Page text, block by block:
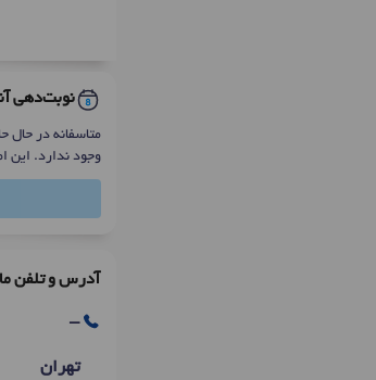
نوبت‌دهی
متاسفانه در حال
وجود ندارد. این
آدرس و تلفن
-
تهران